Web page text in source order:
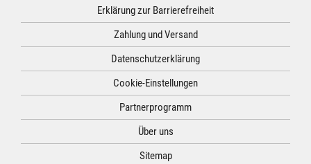
Erklärung zur Barrierefreiheit
Zahlung und Versand
Datenschutzerklärung
Cookie-Einstellungen
Partnerprogramm
Über uns
Sitemap